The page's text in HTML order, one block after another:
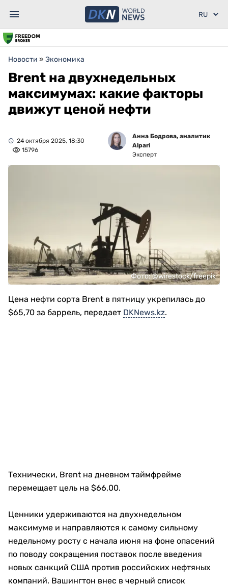
Новости » Экономика
Brent на двухнедельных
максимумах: какие факторы
движут ценой нефти
24 октября 2025, 18:30
15796
Анна Бодрова, аналитик
Alpari
Эксперт
Фото: @wirestock/freepik
Цена нефти сорта Brent в пятницу укрепилась до
$65,70 за баррель, передает DKNews.kz.
Технически, Brent на дневном таймфрейме
перемещает цель на $66,00.
Ценники удерживаются на двухнедельном
максимуме и направляются к самому сильному
недельному росту с начала июня на фоне опасений
по поводу сокращения поставок после введения
новых санкций США против российских нефтяных
компаний. Вашингтон внес в черный список